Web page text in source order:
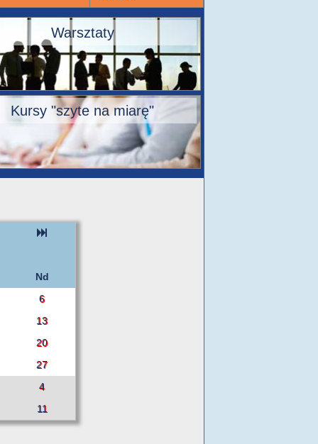
Warsztaty
Kursy "szyte na miarę"
Nd
6
13
20
27
4
11